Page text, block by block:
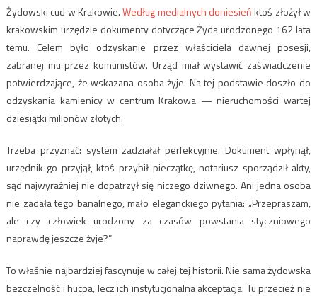
Żydowski cud w Krakowie.Według medialnych doniesieńktoś złożył w
krakowskim urzędzie dokumenty dotyczące Żyda urodzonego 162 lata
temu. Celem było odzyskanie przez właściciela dawnej posesji,
zabranej mu przez komunistów. Urząd miał wystawić zaświadczenie
potwierdzające, że wskazana osoba żyje. Na tej podstawie doszło do
odzyskania kamienicy w centrum Krakowa — nieruchomości wartej
dziesiątki milionów złotych.
Trzeba przyznać: system zadziałał perfekcyjnie. Dokument wpłynął,
urzędnik go przyjął, ktoś przybił pieczątkę, notariusz sporządził akty,
sąd najwyraźniej nie dopatrzył się niczego dziwnego. Ani jedna osoba
nie zadała tego banalnego, mało eleganckiego pytania: „Przepraszam,
ale czy człowiek urodzony za czasów powstania styczniowego
naprawdę jeszcze żyje?”
To właśnie najbardziej fascynuje w całej tej historii. Nie sama żydowska
bezczelność i hucpa, lecz ich instytucjonalna akceptacja. Tu przecież nie